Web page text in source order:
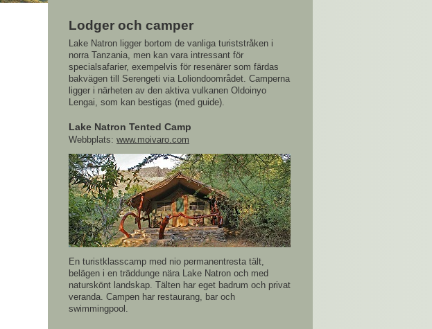
Lodger och camper
Lake Natron ligger bortom de vanliga turiststråken i
norra Tanzania, men kan vara intressant för
specialsafarier, exempelvis för resenärer som färdas
bakvägen till Serengeti via Loliondoområdet. Camperna
ligger i närheten av den aktiva vulkanen Oldoinyo
Lengai, som kan bestigas (med guide).
Lake Natron Tented Camp
Webbplats: www.moivaro.com
En turistklasscamp med nio permanentresta tält,
belägen i en träddunge nära Lake Natron och med
naturskönt landskap. Tälten har eget badrum och privat
veranda. Campen har restaurang, bar och
swimmingpool.